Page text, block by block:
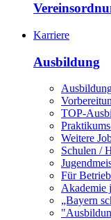
Karriere
Ausbildung
TOP-
Weitere
Schulen /
Für
Akademie
„Bayern